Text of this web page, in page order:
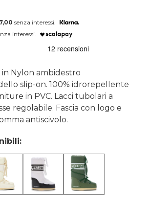
senza interessi.
interessi.
in Nylon ambidestro
slip-on. 100% idrorepellente
in PVC. Lacci tubolari a
regolabile. Fascia con logo e
antiscivolo.